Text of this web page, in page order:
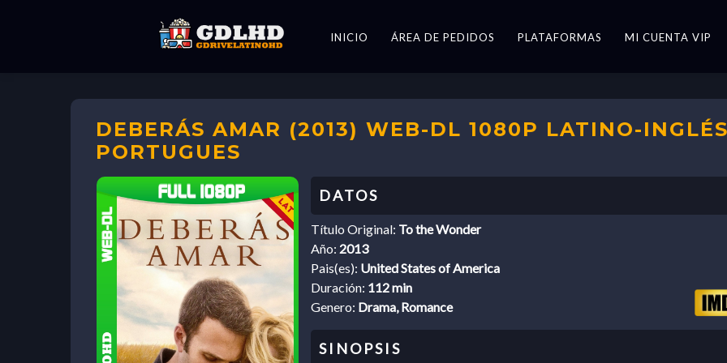
INICIO ÁREA DE PEDIDOS PLATAFORMAS MI CUENTA VIP
DEBERÁS AMAR (2013) WEB-DL 1080P LATINO-
PORTUGUES
Título Original: To the Wonder
Año: 2013
Pais(es): United States of America
Duración: 112 min
Genero: Drama, Romance